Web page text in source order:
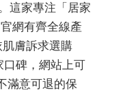
這家專注「居家
網有齊全線產
膚訴求選購
口碑，網站上可
滿意可退的保